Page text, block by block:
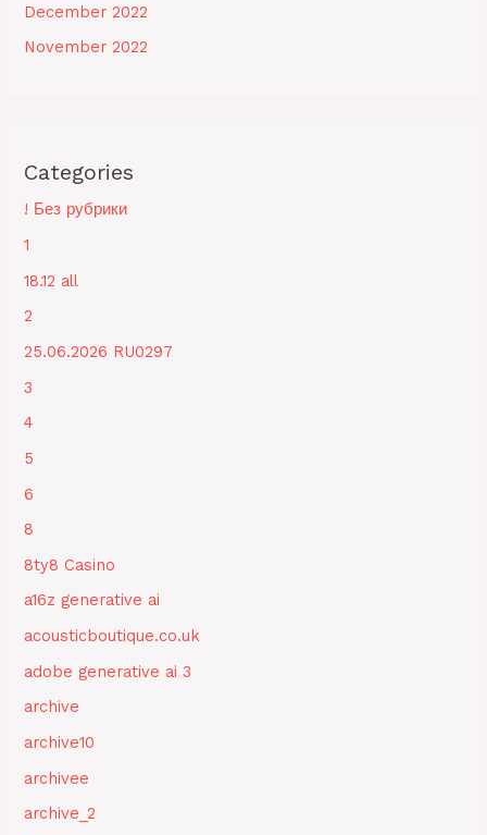
December 2022
November 2022
Categories
! Без рубрики
1
18.12 all
2
25.06.2026 RU0297
3
4
5
6
8
8ty8 Casino
a16z generative ai
acousticboutique.co.uk
adobe generative ai 3
archive
archive10
archivee
archive_2